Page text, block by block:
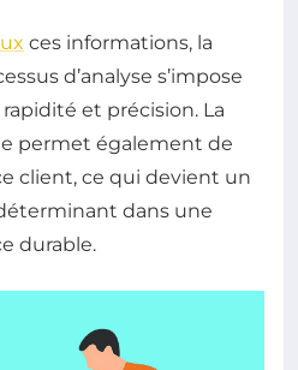
ces informations, la
d’analyse s’impose
et précision. La
permet également de
client, ce qui devient un
dans une
durable.